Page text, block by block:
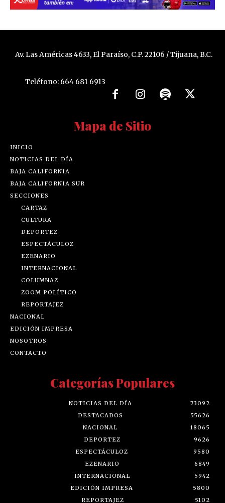
Av. Las Américas 4633, El Paraíso, C.P. 22106 / Tijuana, B.C.
Teléfono: 664 681 6913
Mapa de Sitio
INICIO
NOTICIAS DEL DÍA
BAJA CALIFORNIA
BAJA CALIFORNIA SUR
SECCIONES
CARTAZ
CULTURA
DEPORTEZ
ESPECTÁCULOZ
EZENARIO
INTERNACIONAL
COLUMNAZ
ZOOM POLÍTICO
REPORTAJEZ
NACIONAL
EDICIÓN IMPRESA
NOSOTROS
CONTACTO
Categorías Populares
NOTICIAS DEL DÍA
73092
DESTACADOS
55626
NACIONAL
18065
DEPORTEZ
9626
ESPECTÁCULOZ
9580
EZENARIO
6849
INTERNACIONAL
5942
EDICIÓN IMPRESA
5800
REPORTAJEZ
5102